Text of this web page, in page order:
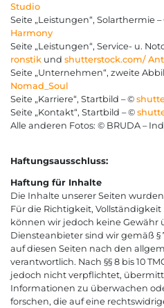
Studio
Seite „Leistungen“, Solarthermie –
Harmony
Seite „Leistungen“, Service- u.
ronstik und shutterstock.com/
Seite „Unternehmen“, zweite
Nomad_Soul
Seite „Karriere“, Startbild – ©
Seite „Kontakt“, Startbild – ©
Alle anderen Fotos: © BRUDA –
Haftungsausschluss:
Haftung für Inhalte
Die Inhalte unserer Seiten
Für die Richtigkeit,
können wir jedoch keine Gewähr
Diensteanbieter sind wir gemäß §
auf diesen Seiten nach den
verantwortlich. Nach §§ 8 bis 10
jedoch nicht verpflichtet,
Informationen zu überwachen
forschen, die auf eine